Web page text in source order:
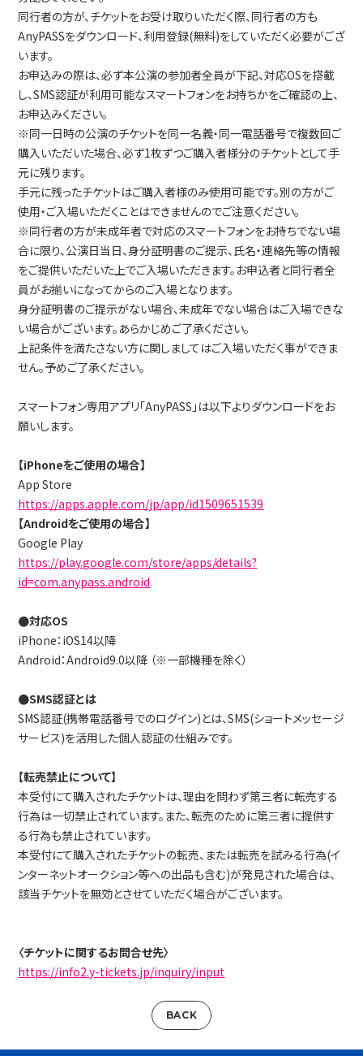
同行者の方が、チケットをお受け取りいただく際、同行者の方も
AnyPASSをダウンロード、利用登録(無料)をしていただく必要がござ
います。
お申込みの際は、必ず本公演の参加者全員が下記、対応OSを搭載
し、SMS認証が利用可能なスマートフォンをお持ちかをご確認の上、
お申込みください。
※同一日時の公演のチケットを同一名義・同一電話番号で複数回ご
購入いただいた場合、必ず1枚ずつご購入者様分のチケットとして手
元に残ります。
手元に残ったチケットはご購入者様のみ使用可能です。別の方がご
使用・ご入場いただくことはできませんのでご注意ください。
※同行者の方が未成年者で対応のスマートフォンをお持ちでない場
合に限り、公演日当日、身分証明書のご提示、氏名・連絡先等の情報
をご提供いただいた上でご入場いただきます。お申込者と同行者全
員がお揃いになってからのご入場となります。
身分証明書のご提示がない場合、未成年でない場合はご入場できな
い場合がございます。あらかじめご了承ください。
上記条件を満たさない方に関しましてはご入場いただく事ができま
せん。予めご了承ください。
スマートフォン専用アプリ「AnyPASS」は以下よりダウンロードをお
願いします。
【iPhoneをご使用の場合】
App Store
https://apps.apple.com/jp/app/id1509651539
【Androidをご使用の場合】
Google Play
https://play.google.com/store/apps/details?
id=com.anypass.android
●対応OS
iPhone：iOS14以降
Android：Android9.0以降 （※一部機種を除く）
●SMS認証とは
SMS認証(携帯電話番号でのログイン)とは、SMS(ショートメッセージ
サービス)を活用した個人認証の仕組みです。
【転売禁止について】
本受付にて購入されたチケットは、理由を問わず第三者に転売する
行為は一切禁止されています。また、転売のために第三者に提供す
る行為も禁止されています。
本受付にて購入されたチケットの転売、または転売を試みる行為(イ
ンターネットオークション等への出品も含む)が発見された場合は、
該当チケットを無効とさせていただく場合がございます。
〈チケットに関するお問合せ先〉
https://info2.y-tickets.jp/inquiry/input
BACK